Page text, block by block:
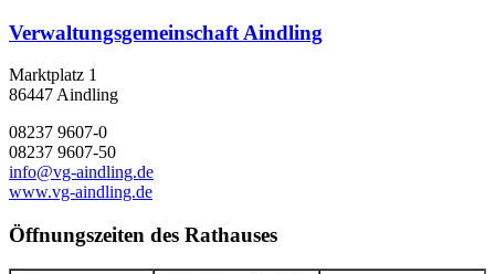
Verwaltungsgemeinschaft Aindling
Marktplatz 1
86447 Aindling
08237 9607-0
08237 9607-50
info@vg-aindling.de
www.vg-aindling.de
Öffnungszeiten des Rathauses